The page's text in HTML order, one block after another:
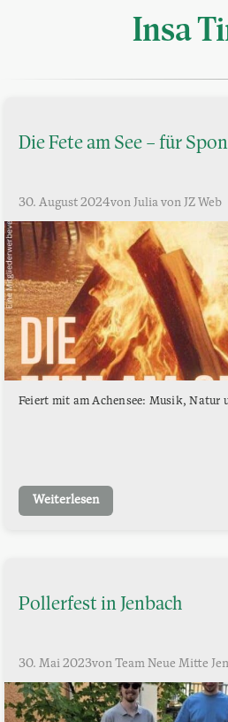
Insa
Die Fete am See – für
30. August 2024von Julia von JZ Web
Feiert mit am Achensee: Musik, Natur
Weiterlesen
Pollerfest in Jenbach
30. Mai 2023von Team Neue Mitte